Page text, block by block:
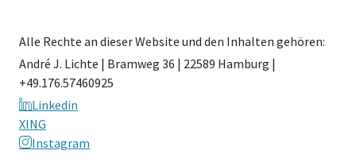
Alle Rechte an dieser Website und den Inhalten gehören:
André J. Lichte | Bramweg 36 | 22589 Hamburg |
+49.176.57460925
Linkedin
XING
Instagram